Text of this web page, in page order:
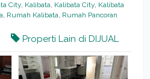
City, Kalibata, Kalibata City, Kalibata
, Rumah Kalibata, Rumah Pancoran
Properti Lain di DIJUAL